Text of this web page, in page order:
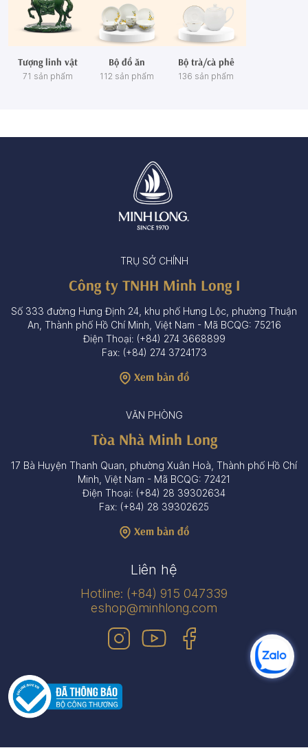
Tượng linh vật
71 sản phẩm
Bộ đồ ăn
112 sản phẩm
Bộ trà/cà phê
136 sản phẩm
TRỤ SỞ CHÍNH
Công ty TNHH Minh Long I
Số 333 đường Hưng Định 24, khu phố Hưng Lộc, phường Thuận
An, Thành phố Hồ Chí Minh, Việt Nam - Mã BCQG: 75216
Điện Thoại: (+84) 274 3668899
Fax: (+84) 274 3724173
Xem bản đồ
VĂN PHÒNG
Tòa Nhà Minh Long
17 Bà Huyện Thanh Quan, phường Xuân Hoà, Thành phố Hồ Chí
Minh, Việt Nam - Mã BCQG: 72421
Điện Thoại: (+84) 28 39302634
Fax: (+84) 28 39302625
Xem bản đồ
Liên hệ
Hotline: (+84) 915 047339
eshop@minhlong.com